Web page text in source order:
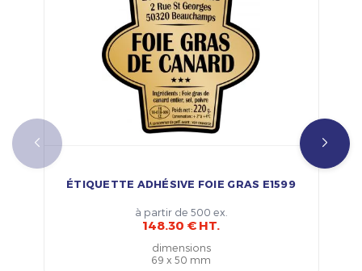
ÉTIQUETTE ADHÉSIVE FOIE GRAS E1599
à partir de 500 ex.
148.30 € HT.
dimensions
69 x 50 mm